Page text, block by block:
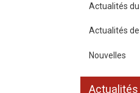
Actualités
Actualités
Nouvelles